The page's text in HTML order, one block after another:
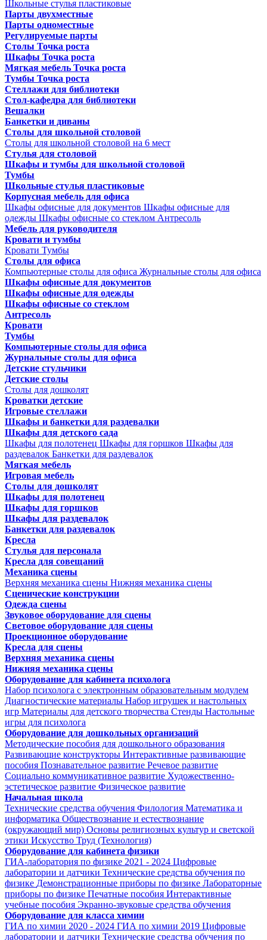
Школьные стулья пластиковые
Парты двухместные
Парты одноместные
Регулируемые парты
Столы Точка роста
Шкафы Точка роста
Мягкая мебель Точка роста
Тумбы Точка роста
Стеллажи для библиотеки
Стол-кафедра для библиотеки
Вешалки
Банкетки и диваны
Столы для школьной столовой
Столы для школьной столовой на 6 мест
Стулья для столовой
Шкафы и тумбы для школьной столовой
Тумбы
Школьные стулья пластиковые
Корпусная мебель для офиса
Шкафы офисные для документов Шкафы офисные для
одежды Шкафы офисные со стеклом Антресоль
Мебель для руководителя
Кровати и тумбы
Кровати Тумбы
Столы для офиса
Компьютерные столы для офиса Журнальные столы для офиса
Шкафы офисные для документов
Шкафы офисные для одежды
Шкафы офисные со стеклом
Антресоль
Кровати
Тумбы
Компьютерные столы для офиса
Журнальные столы для офиса
Детские стульчики
Детские столы
Столы для дошколят
Кроватки детские
Игровые стеллажи
Шкафы и банкетки для раздевалки
Шкафы для детского сада
Шкафы для полотенец Шкафы для горшков Шкафы для
раздевалок Банкетки для раздевалок
Мягкая мебель
Игровая мебель
Столы для дошколят
Шкафы для полотенец
Шкафы для горшков
Шкафы для раздевалок
Банкетки для раздевалок
Кресла
Стулья для персонала
Кресла для совещаний
Механика сцены
Верхняя механика сцены Нижняя механика сцены
Сценические конструкции
Одежда сцены
Звуковое оборудование для сцены
Световое оборудование для сцены
Проекционное оборудование
Кресла для сцены
Верхняя механика сцены
Нижняя механика сцены
Оборудование для кабинета психолога
Набор психолога с электронным образовательным модулем
Диагностические материалы Набор игрушек и настольных
игр Материалы для детского творчества Стенды Настольные
игры для психолога
Оборудование для дошкольных организаций
Методические пособия для дошкольного образования
Развивающие конструкторы Интерактивные развивающие
пособия Познавательное развитие Речевое развитие
Социально коммуникативное развитие Художественно-
эстетическое развитие Физическое развитие
Начальная школа
Технические средства обучения Филология Математика и
информатика Обществознание и естествознание
(окружающий мир) Основы религиозных культур и светской
этики Искусство Труд (Технология)
Оборудование для кабинета физики
ГИА-лаборатория по физике 2021 - 2024 Цифровые
лаборатории и датчики Технические средства обучения по
физике Демонстрационные приборы по физике Лабораторные
приборы по физике Печатные пособия Интерактивные
учебные пособия Экранно-звуковые средства обучения
Оборудование для класса химии
ГИА по химии 2020 - 2024 ГИА по химии 2019 Цифровые
лаборатории и датчики Технические средства обучения по